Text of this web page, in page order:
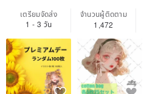
เตรียมจัดส่ง
1 - 3 วัน
จำนวนผู้ติดตาม
1,472